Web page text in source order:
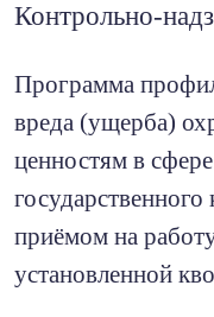
Контрольно-
Программа
вреда (ущерба)
ценностям в
государственного
приёмом на
установленной